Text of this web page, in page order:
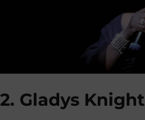
2. Gladys Knight